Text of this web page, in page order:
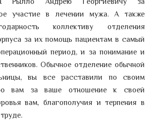
участие в лечении мужа. А также
коллективу отделения
за их помощь пациентам в самый
период, и за понимание и
Обычное отделение обычной
вы все расставили по своим
вам за ваше отношение к своей
вам, благополучия и терпения в